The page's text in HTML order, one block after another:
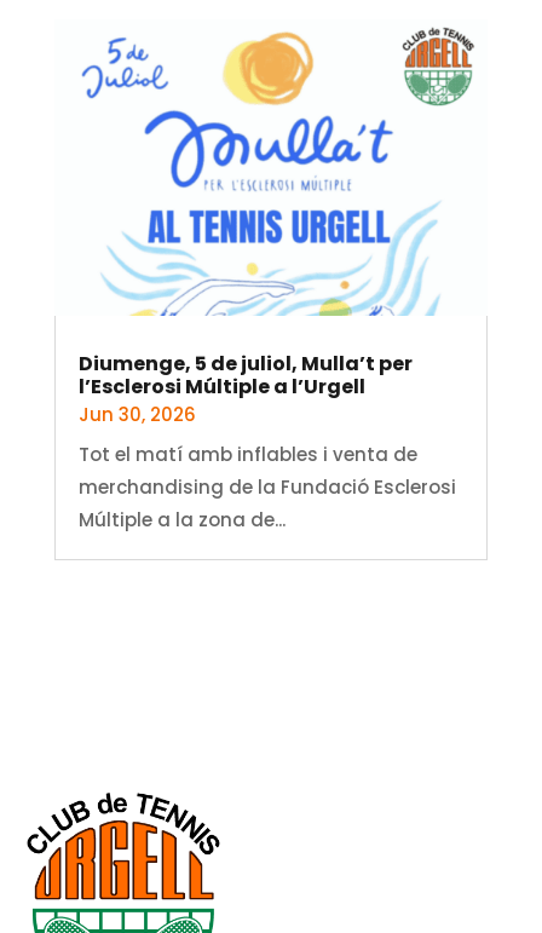
Diumenge, 5 de juliol, Mulla’t per
l’Esclerosi Múltiple a l’Urgell
Jun 30, 2026
Tot el matí amb inflables i venta de
merchandising de la Fundació Esclerosi
Múltiple a la zona de...